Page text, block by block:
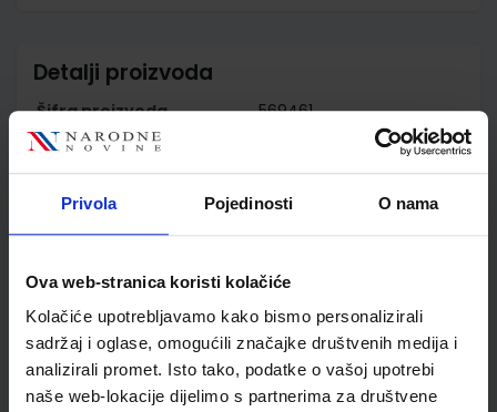
Privola Pojedinosti O nama
Ova web-stranica koristi kolačiće
Kolačiće upotrebljavamo kako bismo personalizirali
sadržaj i oglase, omogućili značajke društvenih medija i
analizirali promet. Isto tako, podatke o vašoj upotrebi
naše web-lokacije dijelimo s partnerima za društvene
Detalji proizvoda
Šifra proizvoda
569461
Jedinična mjera
Nakladnik
ŠKOLSKA KNJIGA d.d.
Autor
Lidija Iličić
Školski razred
Vrsta škole
1 OSNOVNA
Nastavni predmet
ENGLESKI JEZIK PP